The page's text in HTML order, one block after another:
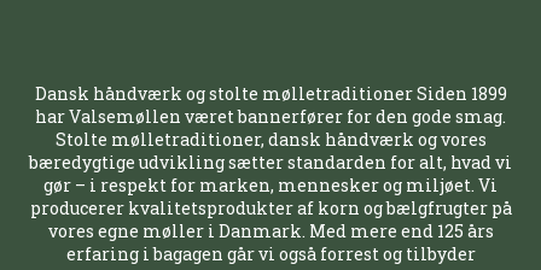
Dansk håndværk og stolte mølletraditioner Siden 1899
har Valsemøllen været bannerfører for den gode smag.
Stolte mølletraditioner, dansk håndværk og vores
bæredygtige udvikling sætter standarden for alt, hvad vi
gør – i respekt for marken, mennesker og miljøet. Vi
producerer kvalitetsprodukter af korn og bælgfrugter på
vores egne møller i Danmark. Med mere end 125 års
erfaring i bagagen går vi også forrest og tilbyder